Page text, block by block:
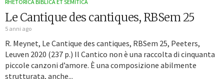
RHETORICA BIBLICA ET SEMITICA
Le Cantique des cantiques, RBSem 25
5 anni ago
R. Meynet, Le Cantique des cantiques, RBSem 25, Peeters,
Leuven 2020 (237 p.) Il Cantico non è una raccolta di cinquanta
piccole canzoni d’amore. È una composizione abilmente
strutturata, anche...